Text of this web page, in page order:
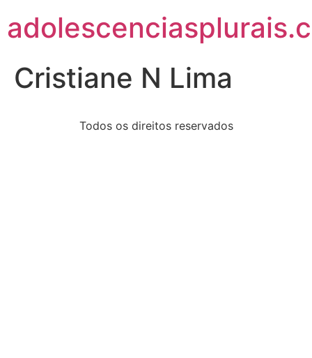
Cristiane N Lima
Todos os direitos reservados